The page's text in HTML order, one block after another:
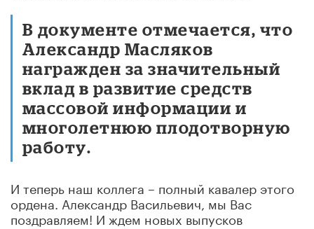
В документе отмечается, что
Александр Масляков
награжден за значительный
вклад в развитие средств
массовой информации и
многолетнюю плодотворную
работу.
И теперь наш коллега – полный кавалер этого
ордена. Александр Васильевич, мы Вас
поздравляем! И ждем новых выпусков